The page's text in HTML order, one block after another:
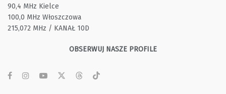
90,4 MHz Kielce
100,0 MHz Włoszczowa
215,072 MHz / KANAŁ 10D
OBSERWUJ NASZE PROFILE